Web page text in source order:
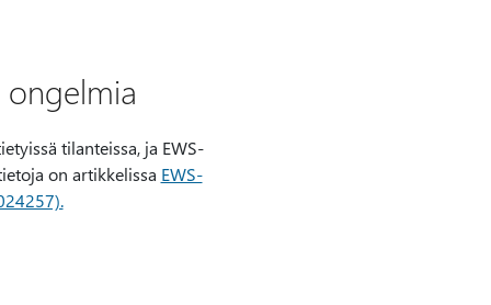
tilanteissa, ja EWS-
on artikkelissa EWS-